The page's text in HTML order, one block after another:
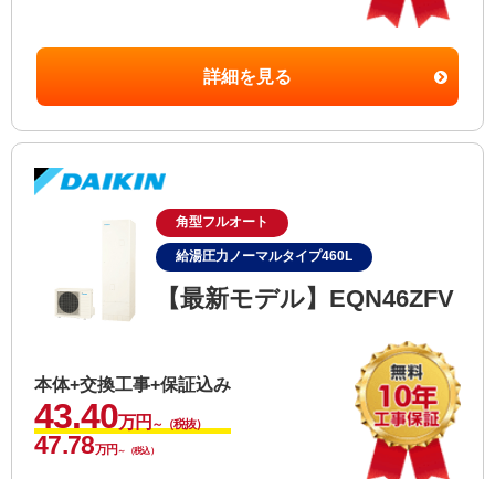
詳細を見る
角型フルオート
給湯圧力ノーマルタイプ460L
【最新モデル】EQN46ZFV
本体+交換工事+保証込み
43.40万円 ～（税抜）
47.78万円 ～（税込）